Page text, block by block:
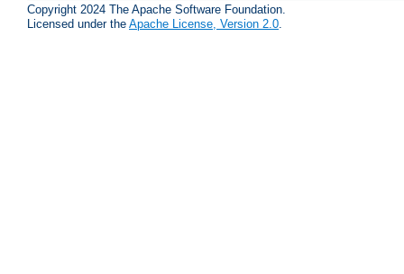
Copyright 2024 The Apache Software Foundation.
Licensed under the Apache License, Version 2.0.